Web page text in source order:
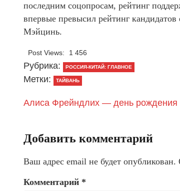
последним соцопросам, рейтинг
впервые превысил рейтинг
Мэйцинь.
Post Views: 1 456
Рубрика: РОССИЯ-КИТАЙ: ГЛАВНОЕ
Метки: ТАЙВАНЬ
Алиса Фрейндлих — день рождения
Добавить комментарий
Ваш адрес email не будет опубликован.
Комментарий *